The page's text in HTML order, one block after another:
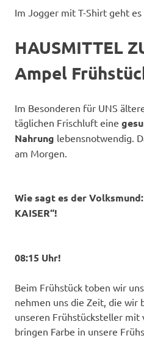
Im Jogger mit T-Shirt geht es
HAUSMITTEL
Ampel
Im Besonderen für UNS
täglichen Frischluft eine
Nahrung lebensnotwendig.
am Morgen.
Wie sagt es der Volksmund:
KAISER“!
08:15 Uhr!
Beim Frühstück toben wir
nehmen uns die Zeit, die wir
unseren Frühstücksteller mit
bringen Farbe in unsere